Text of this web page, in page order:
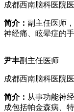
成都西南脑科医院
简介： 副主任医师
神经痛、眩晕症的
尹丰副主任医师
成都西南脑科医院
简介： 从事功能神
成包括帕金森病、